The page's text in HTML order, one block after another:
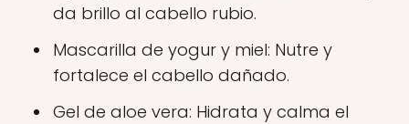
da brillo al cabello rubio.
Mascarilla de yogur y miel: Nutre y
fortalece el cabello dañado.
Gel de aloe vera: Hidrata y calma el